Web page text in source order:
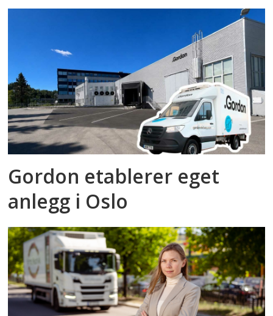
Gordon etablerer eget
anlegg i Oslo